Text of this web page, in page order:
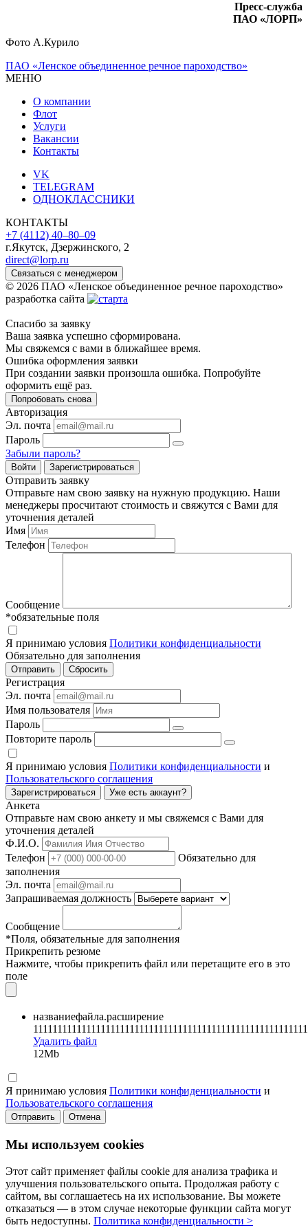
Пресс-служба
ПАО «ЛОРП»
Фото А.Курило
ПАО «Ленское объединенное речное пароходство»
МЕНЮ
О компании
Флот
Услуги
Вакансии
Контакты
VK
TELEGRAM
ОДНОКЛАССНИКИ
КОНТАКТЫ
+7 (4112) 40‒80‒09
г.Якутск, Дзержинского, 2
direct@lorp.ru
Связаться с менеджером
© 2026 ПАО «Ленское объединенное речное пароходство»
разработка сайта
Спасибо за заявку
Ваша заявка успешно сформирована.
Мы свяжемся с вами в ближайшее время.
Ошибка оформления заявки
При создании заявки произошла ошибка. Попробуйте
оформить ещё раз.
Попробовать снова
Авторизация
Эл. почта
Пароль
Забыли пароль?
Войти Зарегистрироваться
Отправить заявку
Отправьте нам свою заявку на нужную продукцию. Наши
менеджеры просчитают стоимость и свяжутся с Вами для
уточнения деталей
Имя
Телефон
Сообщение
*обязательные поля
Я принимаю условия Политики конфиденциальности
Обязательно для заполнения
Регистрация
Эл. почта
Имя пользователя
Пароль
Повторите пароль
Я принимаю условия Политики конфиденциальности и
Пользовательского соглашения
Зарегистрироваться Уже есть аккаунт?
Анкета
Отправьте нам свою анкету и мы свяжемся с Вами для
уточнения деталей
Ф.И.О.
Телефон
Обязательно для
заполнения
Эл. почта
Запрашиваемая должность
Сообщение
*Поля, обязательные для заполнения
Прикрепить резюме
Нажмите, чтобы прикрепить файл или перетащите его в это
поле
названиефайла.расширение
111111111111111111111111111111111111111111111111111111111
Удалить файл
12Mb
Я принимаю условия Политики конфиденциальности и
Пользовательского соглашения
Отправить Отмена
Мы используем cookies
Этот сайт применяет файлы cookie для анализа трафика и
улучшения пользовательского опыта. Продолжая работу с
сайтом, вы соглашаетесь на их использование. Вы можете
отказаться — в этом случае некоторые функции сайта могут
быть недоступны. Политика конфиденциальности >